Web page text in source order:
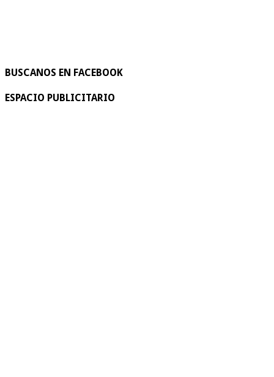
BUSCANOS EN FACEBOOK
ESPACIO PUBLICITARIO